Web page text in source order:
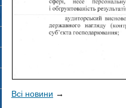
Всі новини →